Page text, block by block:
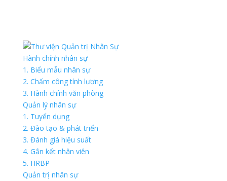
Hành chính nhân sự
1. Biểu mẫu nhân sự
2. Chấm công tính lương
3. Hành chính văn phòng
Quản lý nhân sự
1. Tuyển dụng
2. Đào tạo & phát triển
3. Đánh giá hiệu suất
4. Gắn kết nhân viên
5. HRBP
Quản trị nhân sự